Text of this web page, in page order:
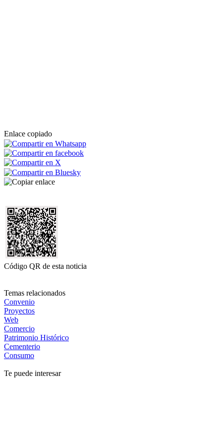
Enlace copiado
Código QR de esta noticia
Temas relacionados
Convenio
Proyectos
Web
Comercio
Patrimonio Histórico
Cementerio
Consumo
Te puede interesar